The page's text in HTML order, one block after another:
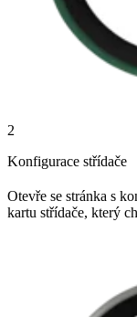
2
Konfigurace střídače
Otevře se stránka s
kartu střídače, který